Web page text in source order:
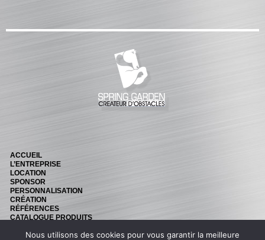
Gamme Aluminium
Barre hors coeur
ECHELLES ET PALANQUES
Echelles
Palanques
ACCUEIL
L’ENTREPRISE
LOCATION
SPONSOR
PERSONNALISATION
CRÉATION
RÉFÉRENCES
CATALOGUE PRODUITS
CONTACT
Nous utilisons des cookies pour vous garantir la meilleure